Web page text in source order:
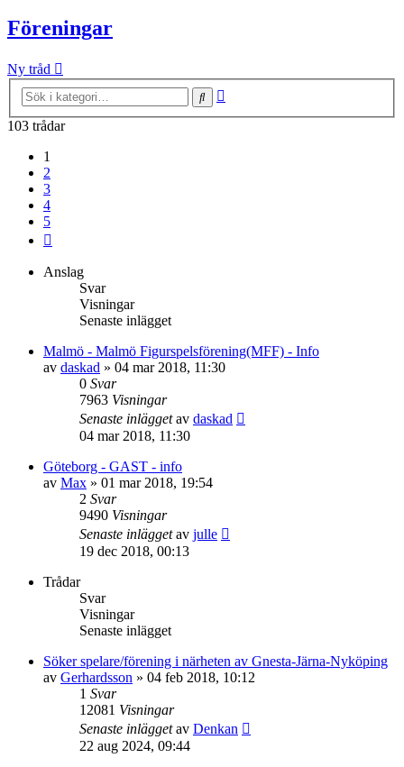
Föreningar
Ny tråd
Sök
103 trådar
1
2
3
4
5
Anslag
Svar
Visningar
Senaste inlägget
Malmö - Malmö Figurspelsförening(MFF) - Info
av daskad » 04 mar 2018, 11:30
0 Svar
7963 Visningar
Senaste inläggetav daskad
04 mar 2018, 11:30
Göteborg - GAST - info
av Max » 01 mar 2018, 19:54
2 Svar
9490 Visningar
Senaste inläggetav julle
19 dec 2018, 00:13
Trådar
Svar
Visningar
Senaste inlägget
Söker spelare/förening i närheten av Gnesta-Järna-Nyköping
av Gerhardsson » 04 feb 2018, 10:12
1 Svar
12081 Visningar
Senaste inläggetav Denkan
22 aug 2024, 09:44